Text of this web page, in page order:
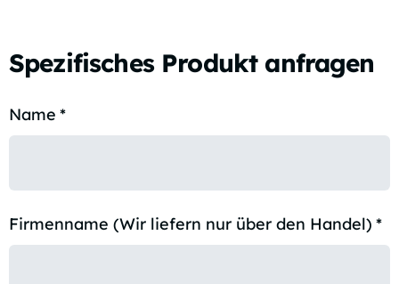
Spezifisches Produkt anfragen
Name *
Firmenname (Wir liefern nur über den Handel) *